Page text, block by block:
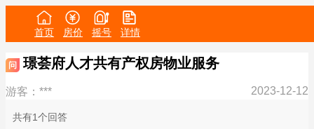
首页 房价 摇号 详情
问 璟荟府人才共有产权房物业服务
游客：*** 2023-12-12
共有1个回答